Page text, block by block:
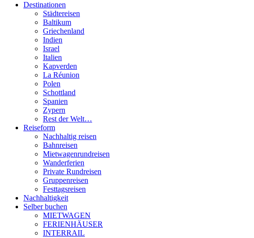
Destinationen
Städtereisen
Baltikum
Griechenland
Indien
Israel
Italien
Kapverden
La Réunion
Polen
Schottland
Spanien
Zypern
Rest der Welt…
Reiseform
Nachhaltig reisen
Bahnreisen
Mietwagenrundreisen
Wanderferien
Private Rundreisen
Gruppenreisen
Festtagsreisen
Nachhaltigkeit
Selber buchen
MIETWAGEN
FERIENHÄUSER
INTERRAIL